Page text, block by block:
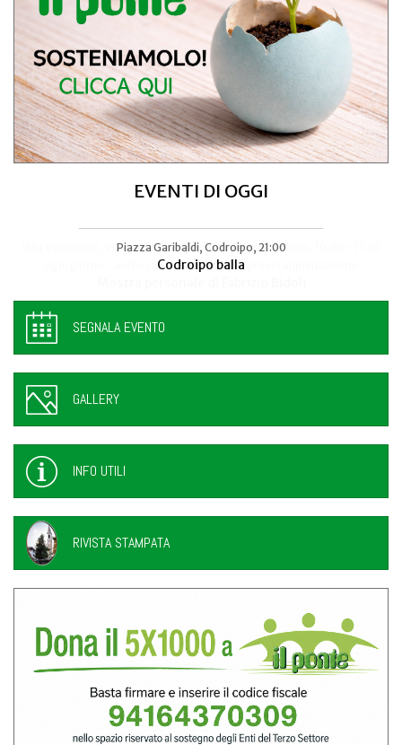
EVENTI DI OGGI
Villa Manin, Passariano di Codroipo
“Nuda Veritas” di Klimt in mostra a
Piazza Garibaldi, Codroipo, 21:00
Codroipo balla
SEGNALA EVENTO
GALLERY
INFO UTILI
RIVISTA STAMPATA